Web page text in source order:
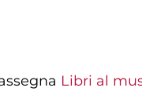
Libri al